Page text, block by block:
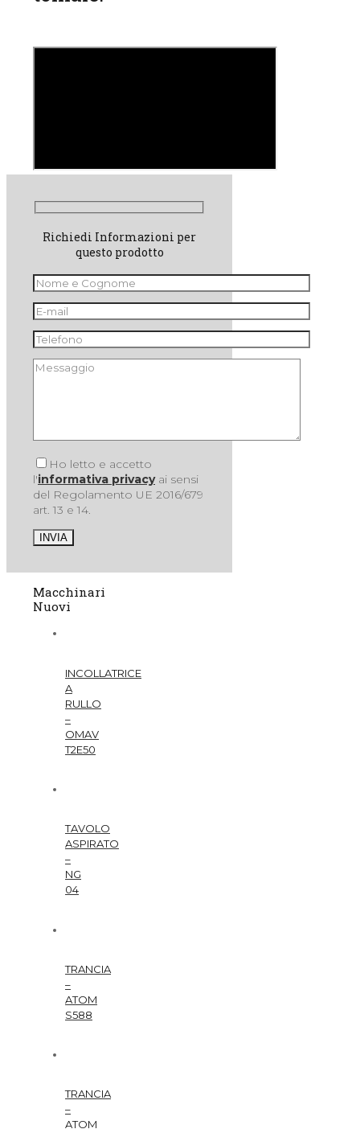
Richiedi Informazioni per
questo prodotto
Ho letto e accetto
l'informativa privacyai sensi
del Regolamento UE 2016/679
art. 13 e 14.
Macchinari
Nuovi
INCOLLATRICE
A
RULLO
–
OMAV
T2E50
TAVOLO
ASPIRATO
–
NG
04
TRANCIA
–
ATOM
S588
TRANCIA
–
ATOM